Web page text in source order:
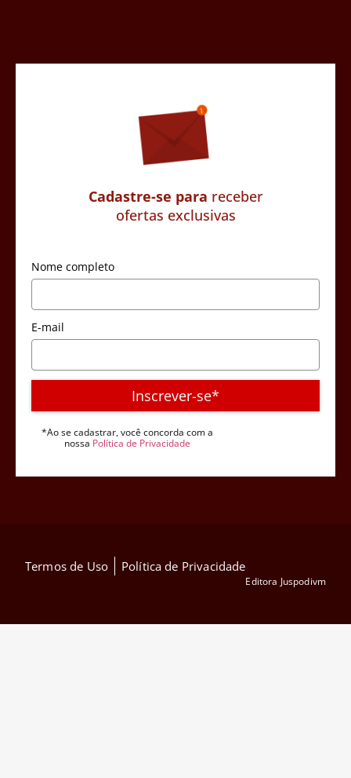
Cadastre-se para receber
ofertas exclusivas
Nome completo
E-mail
Inscrever-se*
*Ao se cadastrar, você concorda com a
nossa Política de Privacidade
Termos de Uso Política de Privacidade
Editora Juspodivm